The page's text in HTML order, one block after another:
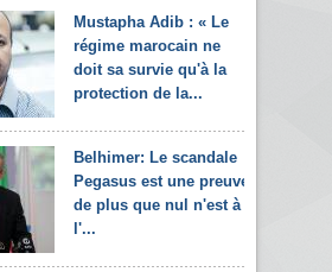
Mustapha Adib : « Le
régime marocain ne
doit sa survie qu'à la
protection de la...
Belhimer: Le scandale
Pegasus est une preuve
de plus que nul n'est à
l'...